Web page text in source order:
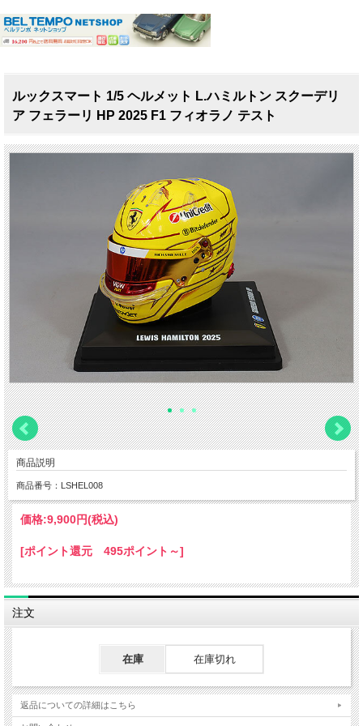
ルックスマート 1/5 ヘルメット L.ハミルトン スクーデリ
ア フェラーリ HP 2025 F1 フィオラノ テスト
商品説明
商品番号：LSHEL008
価格:9,900円(税込)
[ポイント還元 495ポイント～]
注文
在庫 在庫切れ
返品についての詳細はこちら